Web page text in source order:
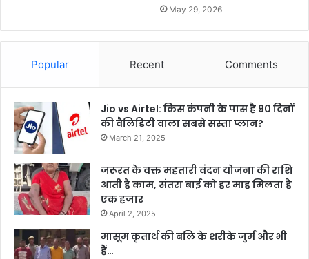
May 29, 2026
Popular Recent Comments
Jio vs Airtel: किस कंपनी के पास है 90 दिनों
की वैलिडिटी वाला सबसे सस्ता प्लान?
March 21, 2025
जरूरत के वक्त महतारी वंदन योजना की राशि
आती है काम, संतरा बाई को हर माह मिलता है
एक हजार
April 2, 2025
मासूम कृतार्थ की बलि के शरीके जुर्म और भी
हैं…